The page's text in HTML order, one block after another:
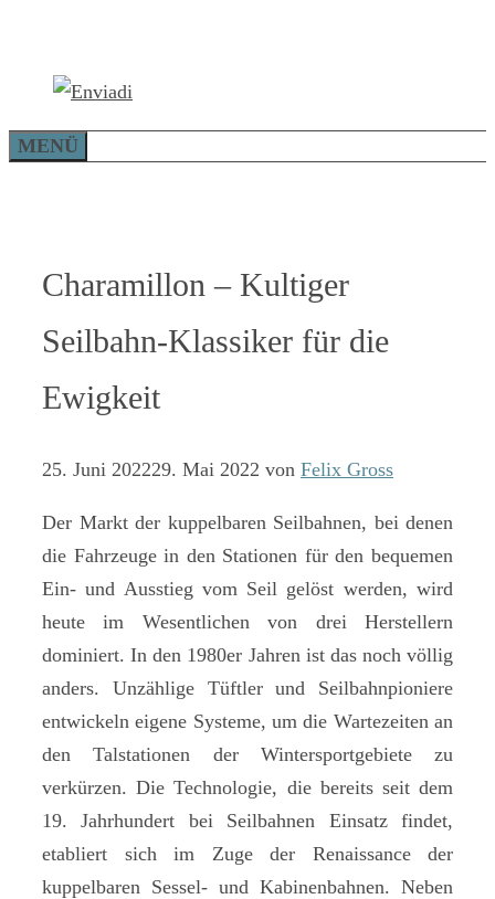
springen
MENÜ
Charamillon – Kultiger
Seilbahn-Klassiker für die
Ewigkeit
25. Juni 202229. Mai 2022 von Felix Gross
Der Markt der kuppelbaren Seilbahnen, bei denen
die Fahrzeuge in den Stationen für den bequemen
Ein- und Ausstieg vom Seil gelöst werden, wird
heute im Wesentlichen von drei Herstellern
dominiert. In den 1980er Jahren ist das noch völlig
anders. Unzählige Tüftler und Seilbahnpioniere
entwickeln eigene Systeme, um die Wartezeiten an
den Talstationen der Wintersportgebiete zu
verkürzen. Die Technologie, die bereits seit dem
19. Jahrhundert bei Seilbahnen Einsatz findet,
etabliert sich im Zuge der Renaissance der
kuppelbaren Sessel- und Kabinenbahnen. Neben